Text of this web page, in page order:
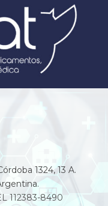
1324, 13 A.
112383-8490